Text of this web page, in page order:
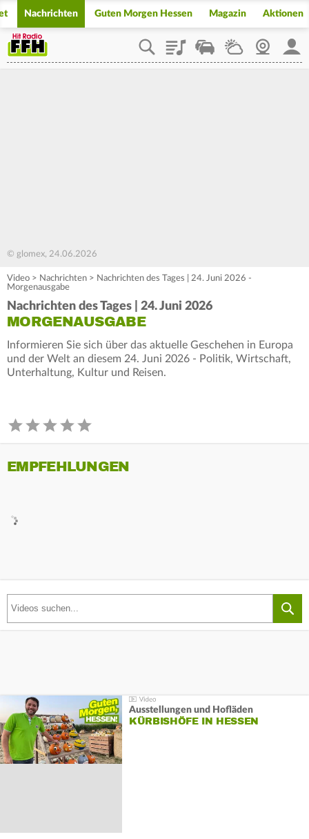
Nachrichten Guten Morgen Hessen Magazin Aktionen
PlaylistStaupilotWetterWebcam
© glomex, 24.06.2026
Video > Nachrichten > Nachrichten des Tages | 24. Juni 2026 -
Morgenausgabe
Nachrichten des Tages | 24. Juni 2026
MORGENAUSGABE
Informieren Sie sich über das aktuelle Geschehen in Europa
und der Welt an diesem 24. Juni 2026 - Politik, Wirtschaft,
Unterhaltung, Kultur und Reisen.
EMPFEHLUNGEN
Ausstellungen und Hofläden
KÜRBISHÖFE IN HESSEN